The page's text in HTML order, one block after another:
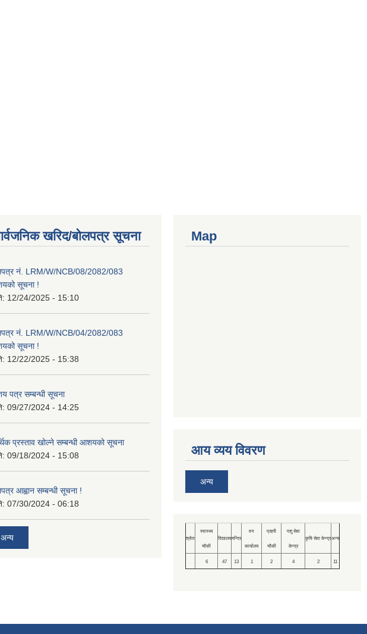
खरिद/बोलपत्र सूचना
नं. LRM/W/NCB/08/2082/083
सूचना !
12/24/2025 - 15:10
नं. LRM/W/NCB/04/2082/083
सूचना !
12/22/2025 - 15:38
पत्र सम्बन्धी सूचना
09/27/2024 - 14:25
प्रस्ताव खोल्ने सम्बन्धी आशयको सूचना
09/18/2024 - 15:08
आह्वान सम्बन्धी सूचना !
07/30/2024 - 06:18
अन्य
Map
आय व्यय विवरण
अन्य
श्रोत
स्वास्थ्य
चौकी
विद्यालयमन्दिर
वन
कार्यालय
प्रहरी
चौकी
पशु सेवा
केन्द्र
कृषि सेवा केन्द्रअन्य
6 47 13 1 2 4 2 11